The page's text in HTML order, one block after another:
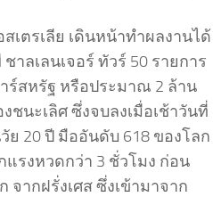
ตรเลีย เดินหน้าทำผลงานได้
ลเลนเจอร์ ทัวร์ 50 รายการ
าร์สหรัฐ หรือประมาณ 2 ล้าน
ชนะเลิศ ซึ่งจบลงเมื่อเช้าวันที่
ย 20 ปี มืออันดับ 618 ของโลก
รงหวดกว่า 3 ชั่วโมง ก่อน
ากฝรั่งเศส ซึ่งเข้ามาจาก